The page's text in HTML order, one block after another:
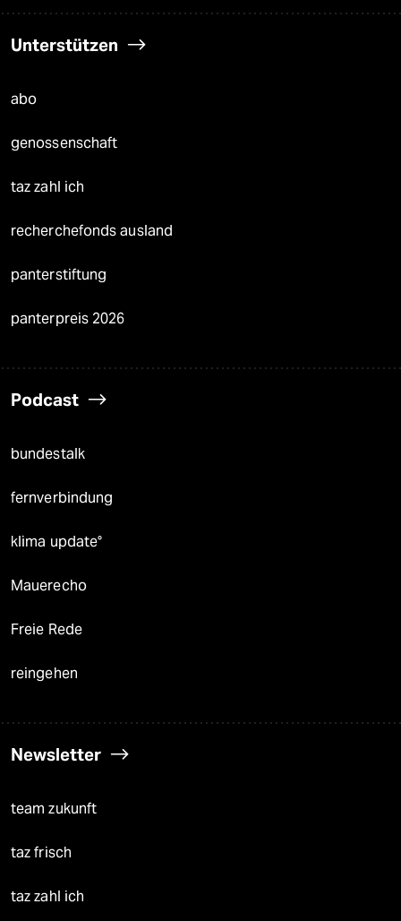
Unterstützen
abo
genossenschaft
taz zahl ich
recherchefonds ausland
panterstiftung
panterpreis 2026
Podcast
bundestalk
fernverbindung
klima update°
Mauerecho
Freie Rede
reingehen
Newsletter
team zukunft
taz frisch
taz zahl ich